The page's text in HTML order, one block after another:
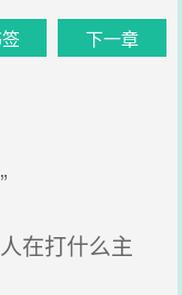
下一章
在打什么主